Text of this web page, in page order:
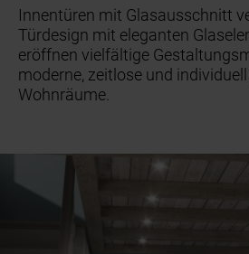
Innentüren mit Glasausschnitt
Türdesign mit eleganten
eröffnen vielfältige
moderne, zeitlose und
Wohnräume.